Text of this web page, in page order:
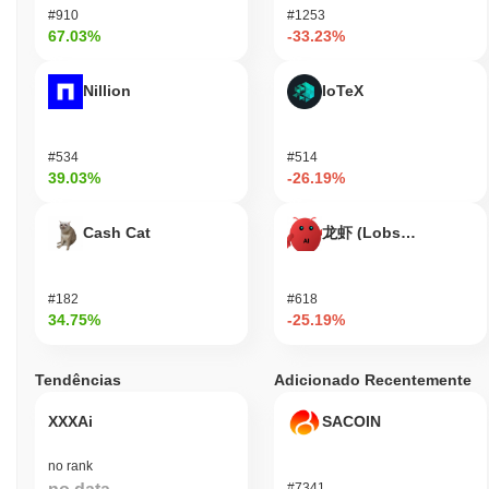
influenciem a direção do projeto. Para desenvolvedores, o DOGE
ETF fornece ferramentas para construir dApps e integrações,
inclui várias carteiras e plataformas que suportam o DOGE ETF,
facilitando transações e interações sem interrupções. Os
vinculadas às suas participações em DOGE ETF, melhorando a
experiência geral do usuário. Essa abordagem multifacetada
cenário de finanças descentralizadas e aplicações em
blockchain.
O DOGE ETF permanece ativo através de desenvolvimentos e
notável em várias exchanges, indicando um interesse de
mercado sustentado. Anúncios recentes destacam propostas de
governança em andamento destinadas a melhorar a estrutura e a
processos de votação ativos. Os esforços de desenvolvimento
#910
67.03%
Nillion
#534
39.03%
Cash Cat
#182
34.75%
#1253
-33.23%
IoTeX
#514
-26.19%
龙虾 (Lobster)
#618
-25.19%
Tendências
XXXAi
no rank
Adicionado Recentemente
SACOIN